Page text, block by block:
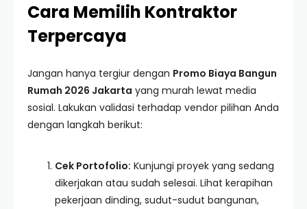
Cara Memilih Kontraktor
Terpercaya
Jangan hanya tergiur dengan Promo Biaya Bangun
Rumah 2026 Jakarta yang murah lewat media
sosial. Lakukan validasi terhadap vendor pilihan Anda
dengan langkah berikut:
Cek Portofolio: Kunjungi proyek yang sedang
dikerjakan atau sudah selesai. Lihat kerapihan
pekerjaan dinding, sudut-sudut bangunan,